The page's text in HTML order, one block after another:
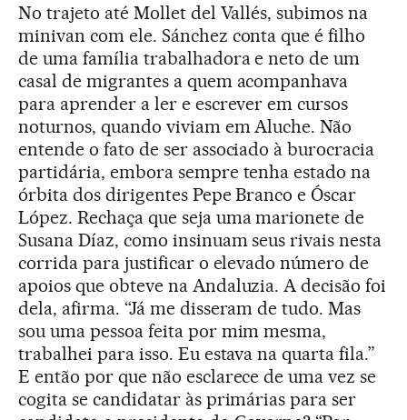
No trajeto até Mollet del Vallés, subimos na
minivan com ele. Sánchez conta que é filho
de uma família trabalhadora e neto de um
casal de migrantes a quem acompanhava
para aprender a ler e escrever em cursos
noturnos, quando viviam em Aluche. Não
entende o fato de ser associado à burocracia
partidária, embora sempre tenha estado na
órbita dos dirigentes Pepe Branco e Óscar
López. Rechaça que seja uma marionete de
Susana Díaz, como insinuam seus rivais nesta
corrida para justificar o elevado número de
apoios que obteve na Andaluzia. A decisão foi
dela, afirma. “Já me disseram de tudo. Mas
sou uma pessoa feita por mim mesma,
trabalhei para isso. Eu estava na quarta fila.”
E então por que não esclarece de uma vez se
cogita se candidatar às primárias para ser